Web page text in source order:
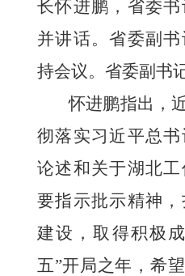
长怀进鹏，省委
并讲话。省委副
持会议。省委副书
怀进鹏指出，
彻落实习近平总
论述和关于湖北
要指示批示精神
建设，取得积极
五”开局之年，希